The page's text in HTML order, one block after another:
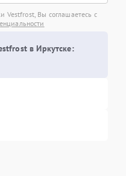
Vestfrost, Вы соглашаетесь с
в Иркутске: